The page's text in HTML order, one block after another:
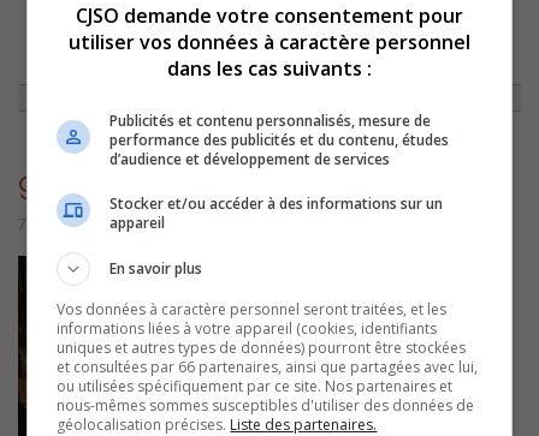
NON CLASSÉ»CAPSULE DU 1ER MAI 2015
9421
7 juillet 2016 | Par admin
CJSO demande votre consentement pour
utiliser vos données à caractère personnel
dans les cas suivants :
Publicités et contenu personnalisés, mesure de
performance des publicités et du contenu, études
d’audience et développement de services
Stocker et/ou accéder à des informations sur un
appareil
En savoir plus
Vos données à caractère personnel seront traitées, et les
informations liées à votre appareil (cookies, identifiants
uniques et autres types de données) pourront être stockées
et consultées par 66 partenaires, ainsi que partagées avec lui,
ou utilisées spécifiquement par ce site. Nos partenaires et
nous-mêmes sommes susceptibles d'utiliser des données de
géolocalisation précises. Liste des partenaires.